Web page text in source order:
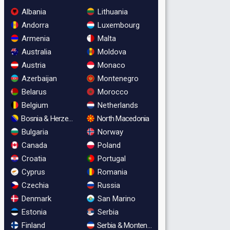
Albania
Andorra
Armenia
Australia
Austria
Azerbaijan
Belarus
Belgium
Bosnia & Herzegovina
Bulgaria
Canada
Croatia
Cyprus
Czechia
Denmark
Estonia
Finland
Lithuania
Luxembourg
Malta
Moldova
Monaco
Montenegro
Morocco
Netherlands
North Macedonia
Norway
Poland
Portugal
Romania
Russia
San Marino
Serbia
Serbia & Montenegro